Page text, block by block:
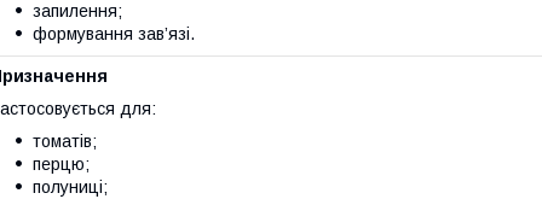
запилення;
формування зав’язі.
для:
томатів;
перцю;
полуниці;